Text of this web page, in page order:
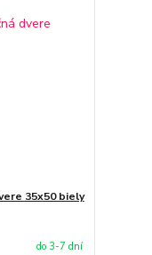
35x50 biely
do 3-7 dní